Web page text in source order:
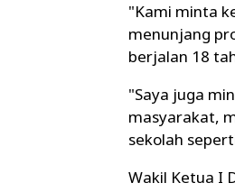
"Kami minta
menunjang
berjalan 18
"Saya juga
masyarakat,
sekolah
Wakil Ketua I